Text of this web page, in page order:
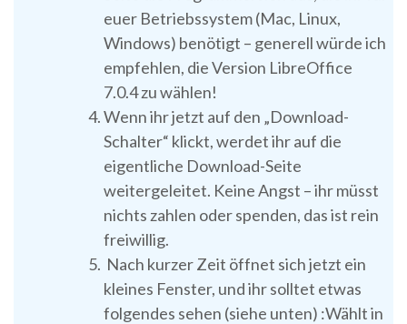
euer Betriebssystem (Mac, Linux,
Windows) benötigt – generell würde ich
empfehlen, die Version LibreOffice
7.0.4 zu wählen!
Wenn ihr jetzt auf den „Download-
Schalter“ klickt, werdet ihr auf die
eigentliche Download-Seite
weitergeleitet. Keine Angst – ihr müsst
nichts zahlen oder spenden, das ist rein
freiwillig.
Nach kurzer Zeit öffnet sich jetzt ein
kleines Fenster, und ihr solltet etwas
folgendes sehen (siehe unten) :Wählt in